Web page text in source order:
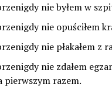
nie byłem w
nie opuściłem
nie płakałem z
nie zdałem
pierwszym razem.